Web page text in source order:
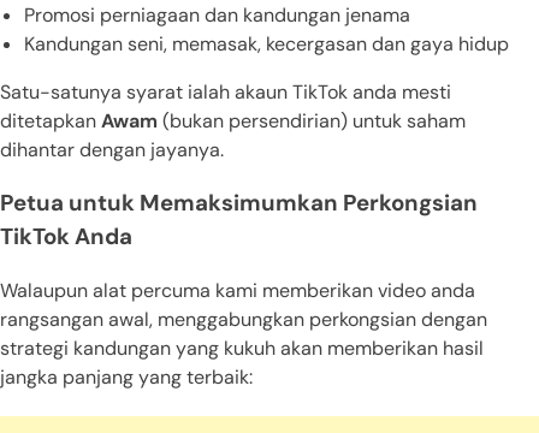
Promosi perniagaan dan kandungan jenama
Kandungan seni, memasak, kecergasan dan gaya hidup
Satu-satunya syarat ialah akaun TikTok anda mesti
ditetapkanAwam (bukan persendirian) untuk saham
dihantar dengan jayanya.
Petua untuk Memaksimumkan Perkongsian
TikTok Anda
Walaupun alat percuma kami memberikan video anda
rangsangan awal, menggabungkan perkongsian dengan
strategi kandungan yang kukuh akan memberikan hasil
jangka panjang yang terbaik: